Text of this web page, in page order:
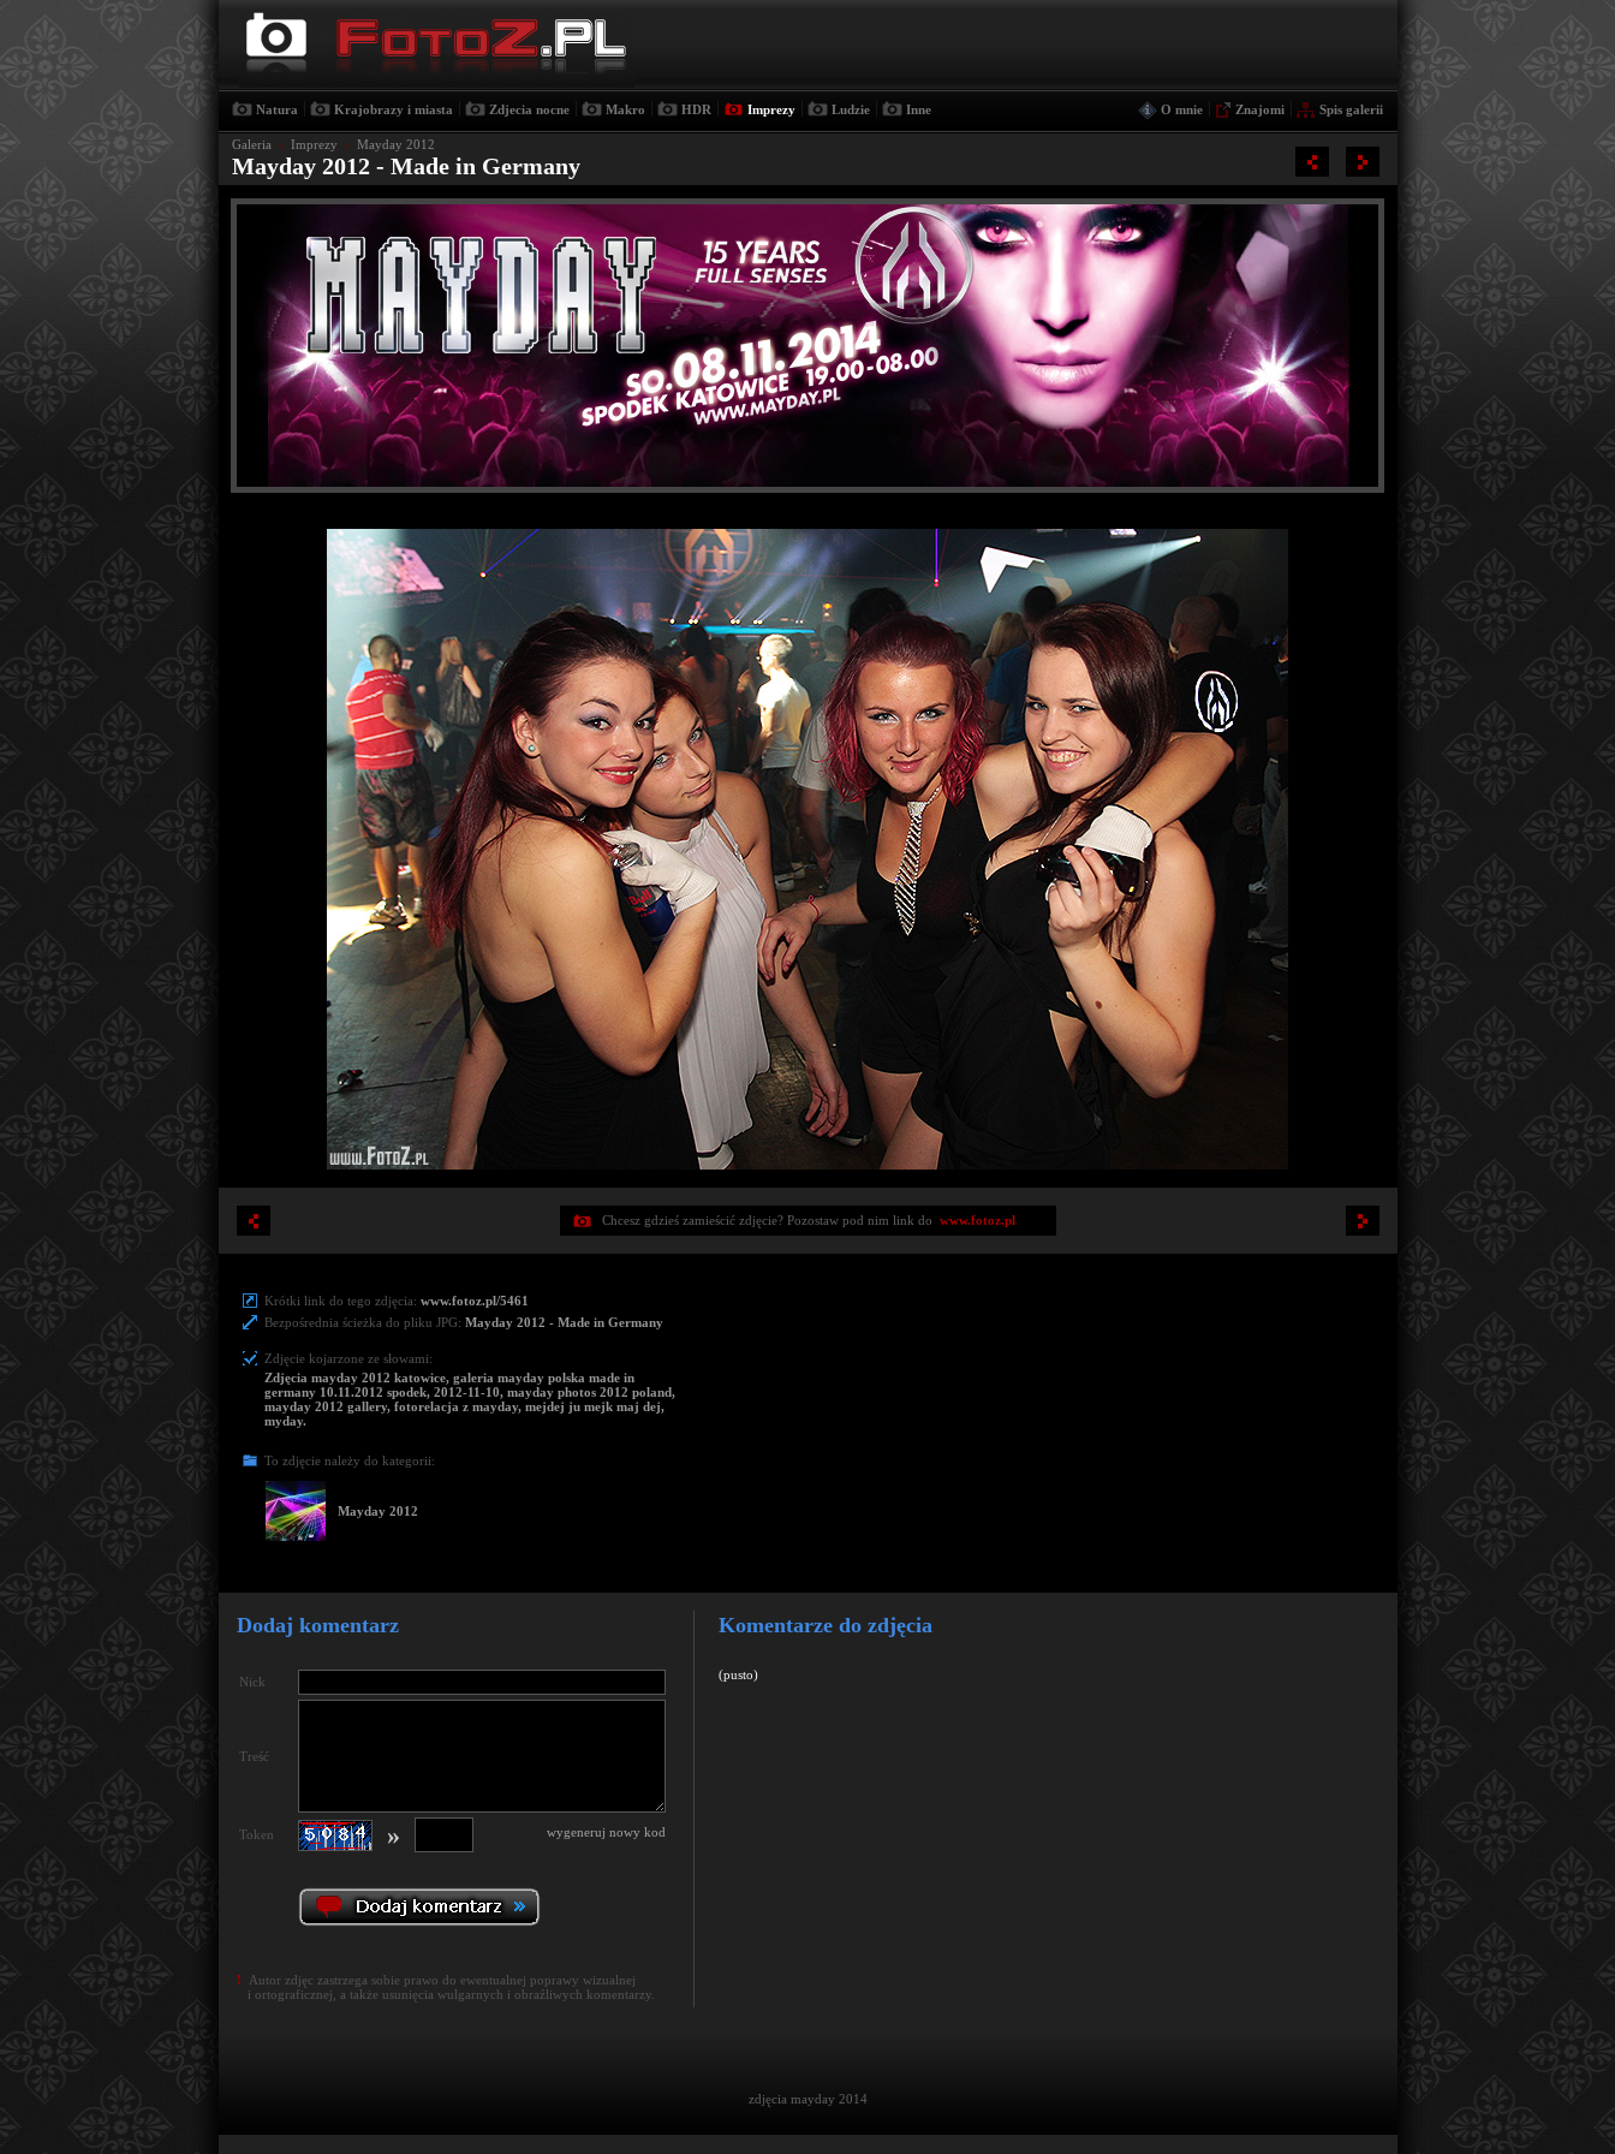
Natura Krajobrazy i miasta Zdjecia nocne Makro HDR Imprezy Ludzie Inne O mnie Znajomi Spis galerii
Galeria › Imprezy › Mayday 2012
Mayday 2012 - Made in Germany
Chcesz gdzieś zamieścić zdjęcie? Pozostaw pod nim link do www.fotoz.pl
Krótki link do tego zdjęcia: www.fotoz.pl/5461
Bezpośrednia ścieżka do pliku JPG: Mayday 2012 - Made in Germany
Zdjęcie kojarzone ze słowami:
Zdjęcia mayday 2012 katowice, galeria mayday polska made in
germany 10.11.2012 spodek, 2012-11-10, mayday photos 2012 poland,
mayday 2012 gallery, fotorelacja z mayday, mejdej ju mejk maj dej,
myday.
To zdjęcie należy do kategorii:
Mayday 2012
Dodaj komentarz
Nick
Treść
Token wygeneruj nowy kod
»
! Autor zdjęc zastrzega sobie prawo do ewentualnej poprawy wizualnej
i ortograficznej, a także usunięcia wulgarnych i obraźliwych komentarzy.
Komentarze do zdjęcia
(pusto)
zdjęcia mayday 2014